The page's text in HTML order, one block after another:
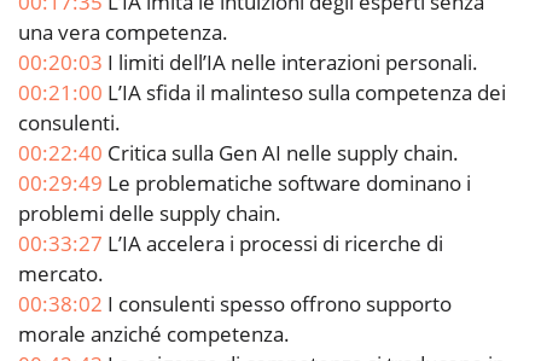
una vera competenza.
00:20:03 I limiti dell’IA nelle interazioni personali.
00:21:00 L’IA sfida il malinteso sulla competenza dei
consulenti.
00:22:40 Critica sulla Gen AI nelle supply chain.
00:29:49 Le problematiche software dominano i
problemi delle supply chain.
00:33:27 L’IA accelera i processi di ricerche di
mercato.
00:38:02 I consulenti spesso offrono supporto
morale anziché competenza.